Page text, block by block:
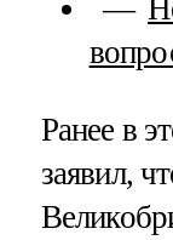
Ранее в
заявил,